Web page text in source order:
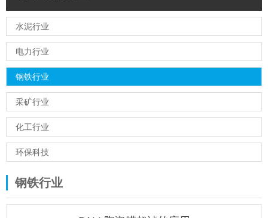
水泥行业
电力行业
钢铁行业
采矿行业
化工行业
环保科技
钢铁行业